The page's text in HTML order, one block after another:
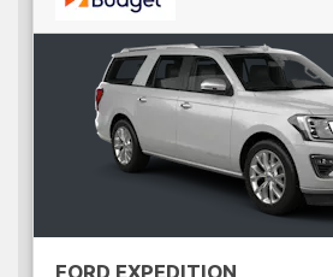
FORD EXPEDITION